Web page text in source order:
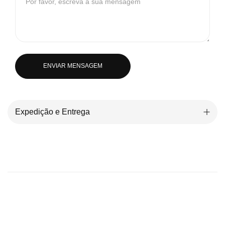
ENVIAR MENSAGEM
Expedição e Entrega